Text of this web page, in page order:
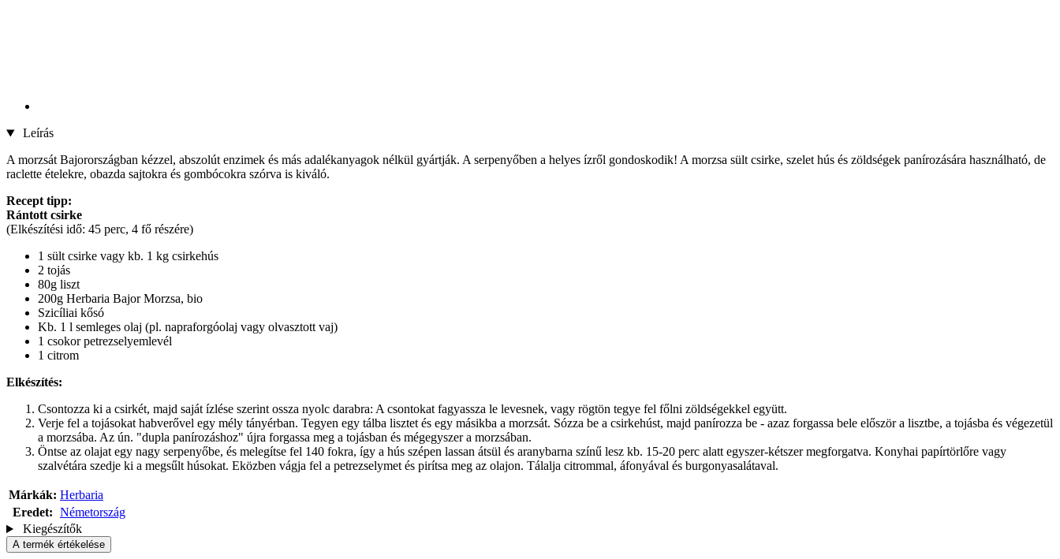
Leírás
A morzsát Bajorországban kézzel, abszolút enzimek és más adalékanyagok nélkül gyártják. A serpenyőben a helyes ízről gondoskodik! A morzsa sült csirke, szelet hús és zöldségek panírozására használható, de
raclette ételekre, obazda sajtokra és gombócokra szórva is kiváló.
Recept tipp:
Rántott csirke
(Elkészítési idő: 45 perc, 4 fő részére)
1 sült csirke vagy kb. 1 kg csirkehús
2 tojás
80g liszt
200g Herbaria Bajor Morzsa, bio
Szicíliai kősó
Kb. 1 l semleges olaj (pl. napraforgóolaj vagy olvasztott vaj)
1 csokor petrezselyemlevél
1 citrom
Elkészítés:
Csontozza ki a csirkét, majd saját ízlése szerint ossza nyolc darabra: A csontokat fagyassza le levesnek, vagy rögtön tegye fel főlni zöldségekkel együtt.
Verje fel a tojásokat habverővel egy mély tányérban. Tegyen egy tálba lisztet és egy másikba a morzsát. Sózza be a csirkehúst, majd panírozza be - azaz forgassa bele először a lisztbe, a tojásba és végezetül
a morzsába. Az ún. "dupla panírozáshoz" újra forgassa meg a tojásban és mégegyszer a morzsában.
Öntse az olajat egy nagy serpenyőbe, és melegítse fel 140 fokra, így a hús szépen lassan átsül és aranybarna színű lesz kb. 15-20 perc alatt egyszer-kétszer megforgatva. Konyhai papírtörlőre vagy
szalvétára szedje ki a megsűlt húsokat. Eközben vágja fel a petrezselymet és pirítsa meg az olajon. Tálalja citrommal, áfonyával és burgonyasalátaval.
Márkák: Herbaria
Eredet: Németország
Kiegészítők
A termék értékelése